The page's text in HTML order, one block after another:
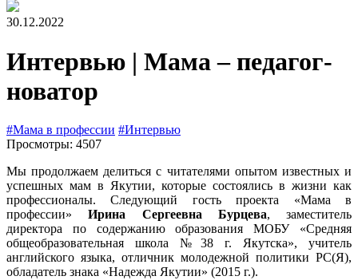
30.12.2022
Интервью | Мама – педагог-
новатор
#Мама в профессии #Интервью
Просмотры: 4507
Мы продолжаем делиться с читателями опытом известных и
успешных мам в Якутии, которые состоялись в жизни как
профессионалы. Следующий гость проекта «Мама в
профессии»Ирина Сергеевна Бурцева, заместитель
директора по содержанию образования МОБУ «Средняя
общеобразовательная школа №38 г. Якутска», учитель
английского языка, отличник молодежной политики РС(Я),
обладатель знака «Надежда Якутии» (2015 г.).